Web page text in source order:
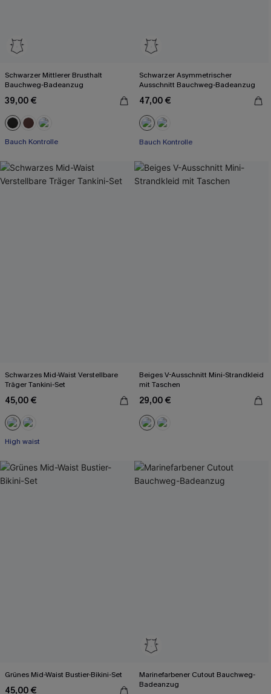
Schwarzer Mittlerer Brusthalt
Bauchweg-Badeanzug
39,00 €
Bauch Kontrolle
Schwarzer Asymmetrischer
Ausschnitt Bauchweg-Badeanzug
47,00 €
Mit Gratis-Maßband
Bauch Kontrolle
Schwarzes Mid-Waist Verstellbare
Träger Tankini-Set
45,00 €
High waist
Beiges V-Ausschnitt Mini-Strandkleid
mit Taschen
29,00 €
Grünes Mid-Waist Bustier-Bikini-Set
45,00 €
Marinefarbener Cutout Bauchweg-
Badeanzug